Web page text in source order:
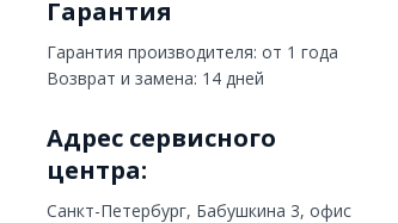
Гарантия
Гарантия производителя: от 1 года
Возврат и замена: 14 дней
Адрес сервисного
центра:
Санкт-Петербург, Бабушкина 3, офис